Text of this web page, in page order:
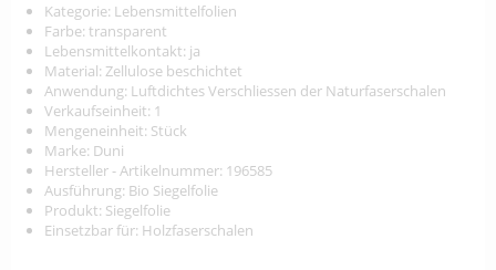
Kategorie: Lebensmittelfolien
Farbe: transparent
Lebensmittelkontakt: ja
Material: Zellulose beschichtet
Anwendung: Luftdichtes Verschliessen der Naturfaserschalen
Verkaufseinheit: 1
Mengeneinheit: Stück
Marke: Duni
Hersteller - Artikelnummer: 196585
Ausführung: Bio Siegelfolie
Produkt: Siegelfolie
Einsetzbar für: Holzfaserschalen